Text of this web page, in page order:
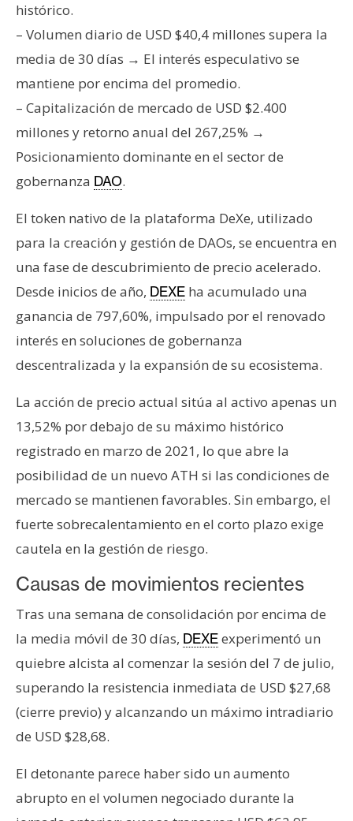
n
s
a
T
e
m
a
R
e
c
u
r
s
o
o
n
t
a
t
o
P
u
b
i
c
i
a
d
histórico.
– Volumen diario de USD $40,4 millones supera la
media de 30 días → El interés especulativo se
mantiene por encima del promedio.
– Capitalización de mercado de USD $2.400
millones y retorno anual del 267,25% →
Posicionamiento dominante en el sector de
gobernanza DAO.
El token nativo de la plataforma DeXe, utilizado
para la creación y gestión de DAOs, se encuentra en
una fase de descubrimiento de precio acelerado.
Desde inicios de año, DEXE ha acumulado una
ganancia de 797,60%, impulsado por el renovado
interés en soluciones de gobernanza
descentralizada y la expansión de su ecosistema.
La acción de precio actual sitúa al activo apenas un
13,52% por debajo de su máximo histórico
registrado en marzo de 2021, lo que abre la
posibilidad de un nuevo ATH si las condiciones de
mercado se mantienen favorables. Sin embargo, el
fuerte sobrecalentamiento en el corto plazo exige
cautela en la gestión de riesgo.
Causas de movimientos recientes
Tras una semana de consolidación por encima de
la media móvil de 30 días, DEXEexperimentó un
quiebre alcista al comenzar la sesión del 7 de julio,
superando la resistencia inmediata de USD $27,68
(cierre previo) y alcanzando un máximo intradiario
de USD $28,68.
El detonante parece haber sido un aumento
abrupto en el volumen negociado durante la